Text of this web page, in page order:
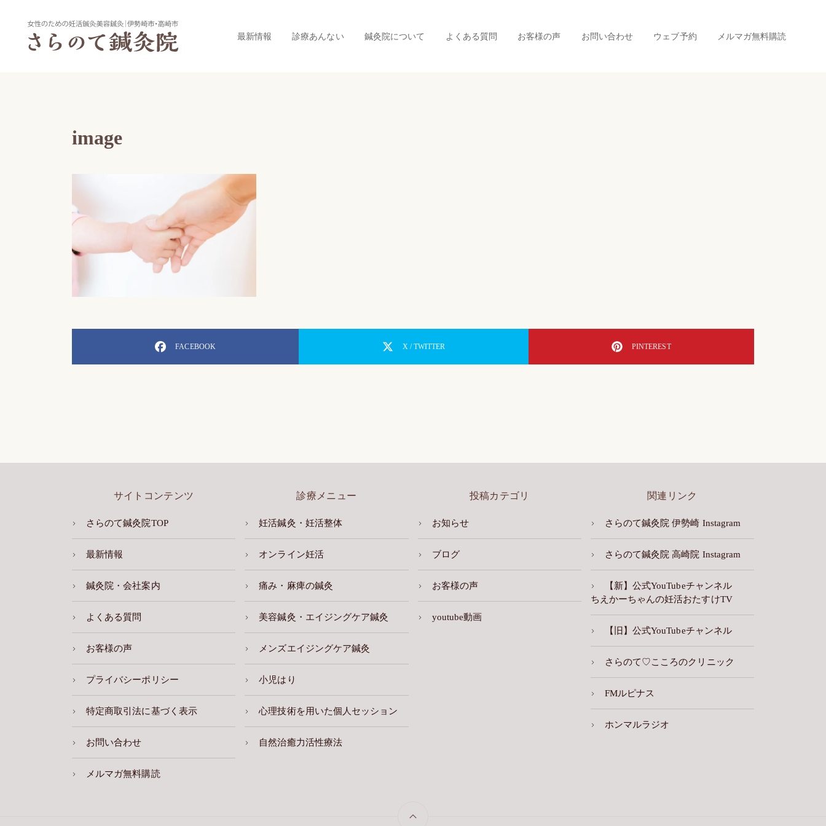
最新情報 診療あんない 鍼灸院について よくある質問 お客様の声 お問い合わせ ウェブ予約 メルマガ無料購読
image
FACEBOOK X / TWITTER PINTEREST
サイトコンテンツ
さらのて鍼灸院TOP
最新情報
鍼灸院・会社案内
よくある質問
お客様の声
プライバシーポリシー
特定商取引法に基づく表示
お問い合わせ
メルマガ無料購読
診療メニュー
妊活鍼灸・妊活整体
オンライン妊活
痛み・麻痺の鍼灸
美容鍼灸・エイジングケア鍼灸
メンズエイジングケア鍼灸
小児はり
心理技術を用いた個人セッション
自然治癒力活性療法
投稿カテゴリ
お知らせ
ブログ
お客様の声
youtube動画
関連リンク
さらのて鍼灸院 伊勢崎 Instagram
さらのて鍼灸院 高崎院 Instagram
【新】公式YouTubeチャンネル
ちえかーちゃんの妊活おたすけTV
【旧】公式YouTubeチャンネル
さらのて♡こころのクリニック
FMルピナス
ホンマルラジオ